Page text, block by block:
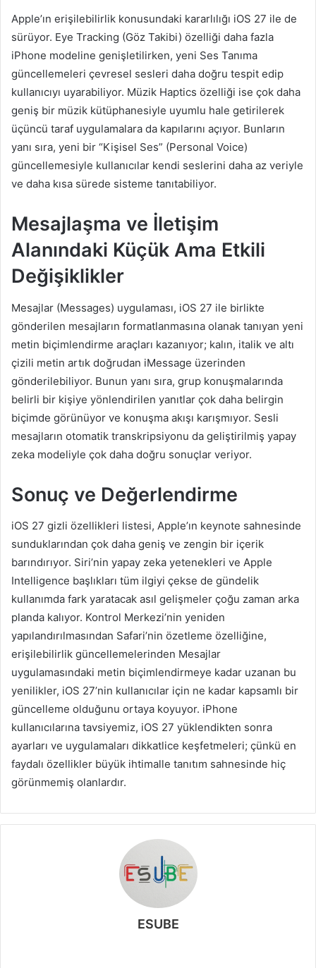
Apple’ın erişilebilirlik konusundaki kararlılığı iOS 27 ile de
sürüyor. Eye Tracking (Göz Takibi) özelliği daha fazla
iPhone modeline genişletilirken, yeni Ses Tanıma
güncellemeleri çevresel sesleri daha doğru tespit edip
kullanıcıyı uyarabiliyor. Müzik Haptics özelliği ise çok daha
geniş bir müzik kütüphanesiyle uyumlu hale getirilerek
üçüncü taraf uygulamalara da kapılarını açıyor. Bunların
yanı sıra, yeni bir “Kişisel Ses” (Personal Voice)
güncellemesiyle kullanıcılar kendi seslerini daha az veriyle
ve daha kısa sürede sisteme tanıtabiliyor.
Mesajlaşma ve İletişim
Alanındaki Küçük Ama Etkili
Değişiklikler
Mesajlar (Messages) uygulaması, iOS 27 ile birlikte
gönderilen mesajların formatlanmasına olanak tanıyan yeni
metin biçimlendirme araçları kazanıyor; kalın, italik ve altı
çizili metin artık doğrudan iMessage üzerinden
gönderilebiliyor. Bunun yanı sıra, grup konuşmalarında
belirli bir kişiye yönlendirilen yanıtlar çok daha belirgin
biçimde görünüyor ve konuşma akışı karışmıyor. Sesli
mesajların otomatik transkripsiyonu da geliştirilmiş yapay
zeka modeliyle çok daha doğru sonuçlar veriyor.
Sonuç ve Değerlendirme
iOS 27 gizli özellikleri listesi, Apple’ın keynote sahnesinde
sunduklarından çok daha geniş ve zengin bir içerik
barındırıyor. Siri’nin yapay zeka yetenekleri ve Apple
Intelligence başlıkları tüm ilgiyi çekse de gündelik
kullanımda fark yaratacak asıl gelişmeler çoğu zaman arka
planda kalıyor. Kontrol Merkezi’nin yeniden
yapılandırılmasından Safari’nin özetleme özelliğine,
erişilebilirlik güncellemelerinden Mesajlar
uygulamasındaki metin biçimlendirmeye kadar uzanan bu
yenilikler, iOS 27’nin kullanıcılar için ne kadar kapsamlı bir
güncelleme olduğunu ortaya koyuyor. iPhone
kullanıcılarına tavsiyemiz, iOS 27 yüklendikten sonra
ayarları ve uygulamaları dikkatlice keşfetmeleri; çünkü en
faydalı özellikler büyük ihtimalle tanıtım sahnesinde hiç
görünmemiş olanlardır.
ESUBE